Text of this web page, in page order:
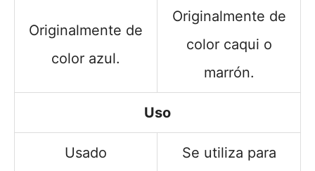
Originalmente de
color azul.
Originalmente de
color caqui o
marrón.
Uso
Usado
Se utiliza para